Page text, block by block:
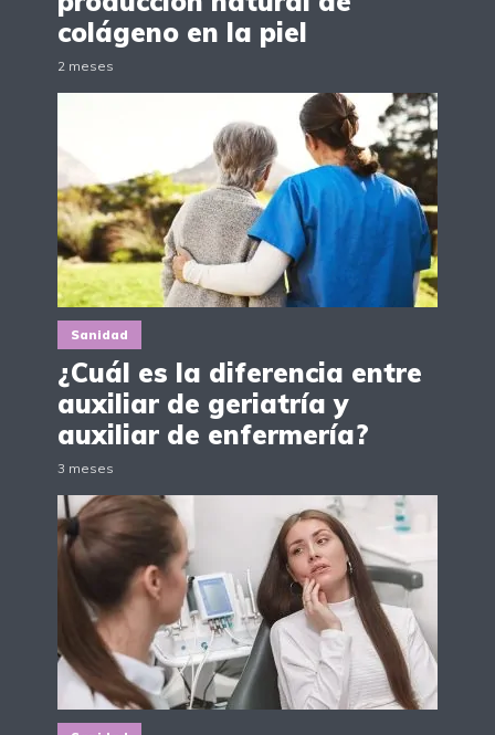
colágeno en la piel
2 meses
Sanidad
¿Cuál es la diferencia entre
auxiliar de geriatría y
auxiliar de enfermería?
3 meses